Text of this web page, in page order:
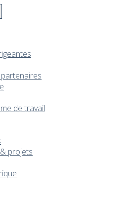
de travail
projets